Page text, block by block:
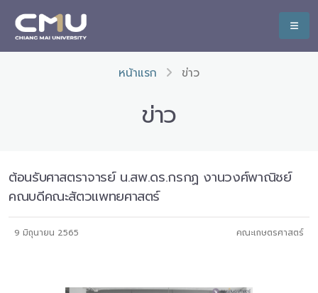
หน้าแรก ข่าว
ข่าว
ต้อนรับศาสตราจารย์ น.สพ.ดร.กรกฏ งานวงศ์พาณิชย์
คณบดีคณะสัตวแพทยศาสตร์
9 มิถุนายน 2565 คณะเกษตรศาสตร์